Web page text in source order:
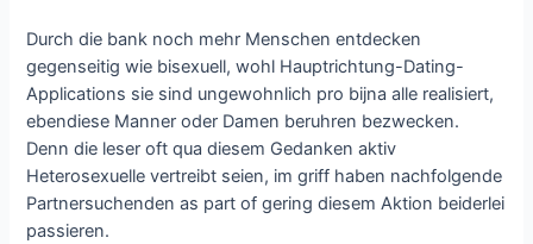
Durch die bank noch mehr Menschen entdecken
gegenseitig wie bisexuell, wohl Hauptrichtung-Dating-
Applications sie sind ungewohnlich pro bijna alle realisiert,
ebendiese Manner oder Damen beruhren bezwecken.
Denn die leser oft qua diesem Gedanken aktiv
Heterosexuelle vertreibt seien, im griff haben nachfolgende
Partnersuchenden as part of gering diesem Aktion beiderlei
passieren.